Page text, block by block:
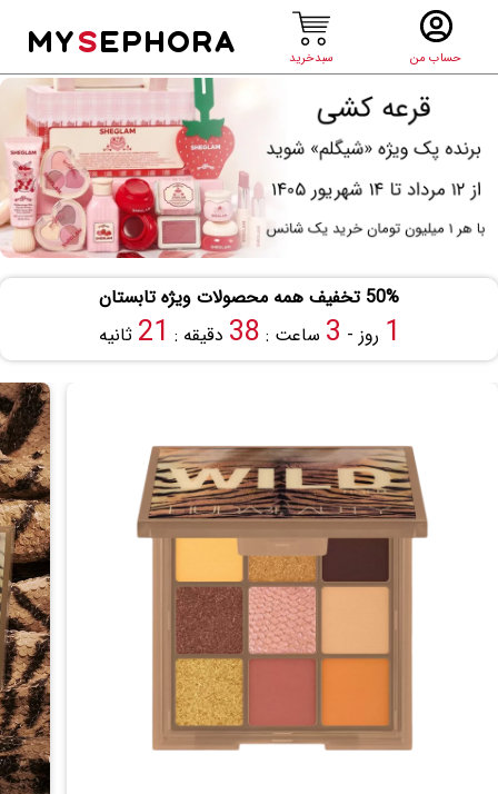
حساب من سبدخرید
MYSEPHORA
50% تخفیف همه محصولات ویژه تابستان
1 روز - 3 ساعت : 38 دقیقه : 21 ثانیه